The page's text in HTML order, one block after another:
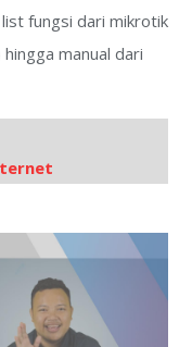
fungsi dari mikrotik
manual dari